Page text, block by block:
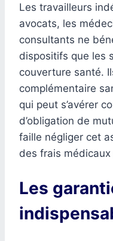
Les travailleurs
avocats, les
consultants ne
dispositifs que les
couverture santé.
complémentaire
qui peut s’avérer
d’obligation de
faille négliger cet
des frais
Les